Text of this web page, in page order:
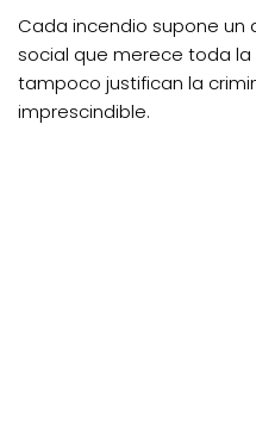
Cada incendio supone
social que merece toda
tampoco justifican la
imprescindible.